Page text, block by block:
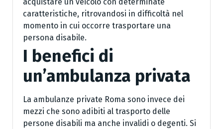
caratteristiche, ritrovandosi in difficoltà nel
momento in cui occorre trasportare una
persona disabile.
I benefici di
un’ambulanza privata
La ambulanze private Roma sono invece dei
mezzi che sono adibiti al trasporto delle
persone disabili ma anche invalidi o degenti. Si